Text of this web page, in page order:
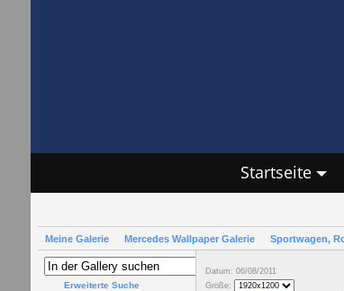
Startseite
Meine Galerie Mercedes Wallpaper Galerie Sportwagen,
Erweiterte Suche
Datum: 06/08/2011
Größe: